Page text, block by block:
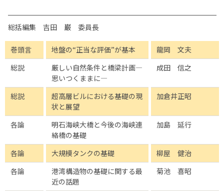
総括編集 吉田 巌 委員長
巻頭言 地盤の“正当な評価”が基本
龍岡 文夫
総説
厳しい自然条件と橋梁計画―
思いつくままに―
成田 信之
総説
超高層ビルにおける基礎の現
状と展望
加倉井正昭
各論
明石海峡大橋と今後の海峡連
絡橋の基礎
加島 延行
各論 大規模タンクの基礎
柳屋 健治
各論
港湾構造物の基礎に関する最
近の話題
菊池 喜昭